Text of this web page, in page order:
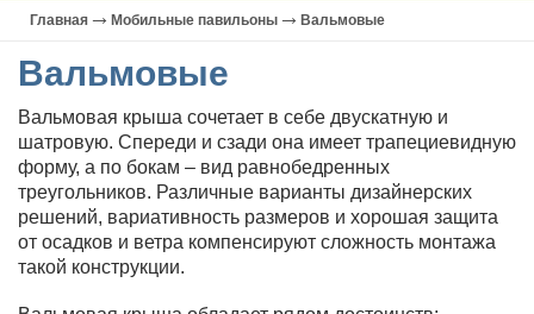
Главная Мобильные павильоны Вальмовые
Вальмовые
Вальмовая крыша сочетает в себе двускатную и
шатровую. Спереди и сзади она имеет трапециевидную
форму, а по бокам – вид равнобедренных
треугольников. Различные варианты дизайнерских
решений, вариативность размеров и хорошая защита
от осадков и ветра компенсируют сложность монтажа
такой конструкции.